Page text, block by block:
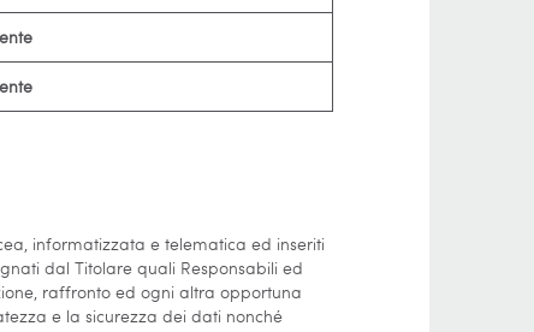
informatizzata e telematica ed inseriti
dal Titolare quali Responsabili ed
raffronto ed ogni altra opportuna
e la sicurezza dei dati nonché